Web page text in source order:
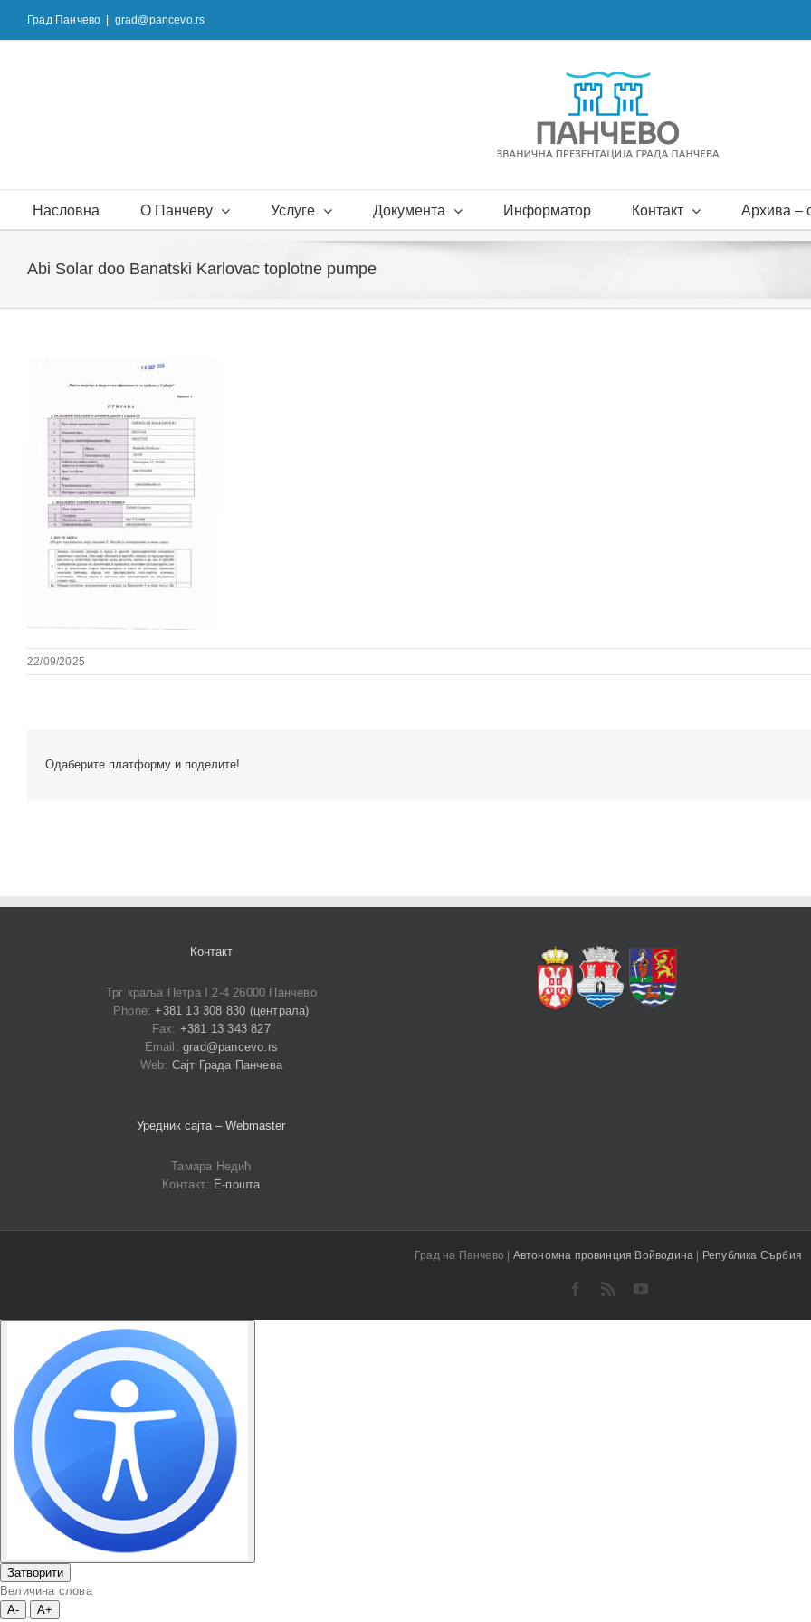
content
Град Панчево grad@pancevo.rs
Насловна О Панчеву Услуге Документа Информатор Контакт Архива –
Abi Solar doo Banatski Karlovac toplotne pumpe
22/09/2025
Одаберите платформу и поделите!
Контакт
Трг краља Петра I 2-4 26000 Панчево
Phone:+381 13 308 830 (централа)
Fax: +381 13 343 827
Email:grad@pancevo.rs
Web: Сајт Града Панчева
Уредник сајта – Webmaster
Тамара Недић
Контакт: Е-пошта
Град на Панчево | Автономна провинция Войводина | Република Сърбия
Facebook
Rss YouTube
Затворити
Величина слова
A-
A+